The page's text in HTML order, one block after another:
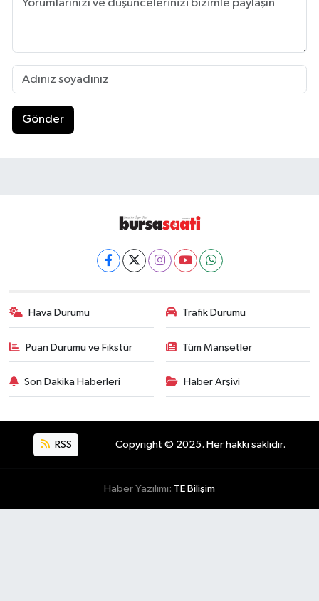
Gönder
Hava Durumu Trafik Durumu
Puan Durumu ve Fikstür Tüm Manşetler
Son Dakika Haberleri Haber Arşivi
RSS Copyright © 2025. Her hakkı saklıdır.
Haber Yazılımı: TE Bilişim